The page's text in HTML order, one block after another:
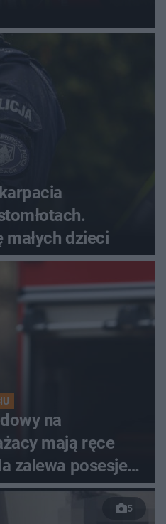
dzieci
na
mają ręce
zalewa posesje i
5